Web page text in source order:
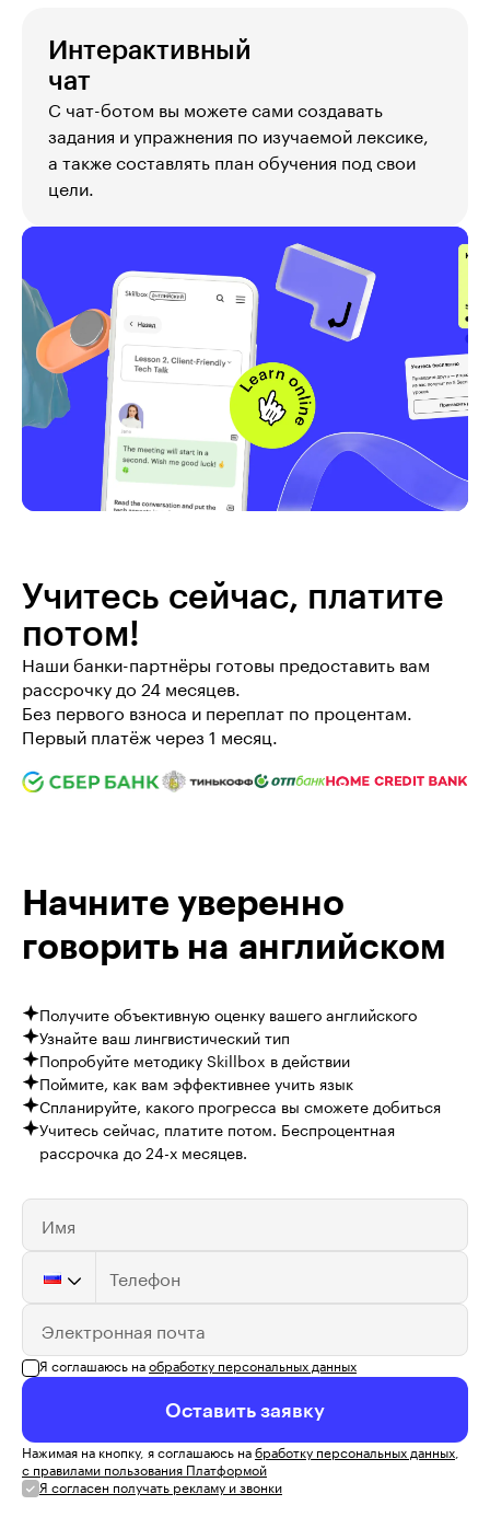
Интерактивный
чат
С чат-ботом вы можете сами создавать
задания и упражнения по изучаемой лексике,
а также составлять план обучения под свои
цели.
Учитесь сейчас, платите
потом!
Наши банки-партнёры готовы предоставить вам
рассрочку до 24 месяцев.
Без первого взноса и переплат по процентам.
Первый платёж через 1 месяц.
Начните уверенно
говорить на английском
Получите объективную оценку вашего английского
Узнайте ваш лингвистический тип
Попробуйте методику Skillbox в действии
Поймите, как вам эффективнее учить язык
Спланируйте, какого прогресса вы сможете добиться
Учитесь сейчас, платите потом. Беспроцентная
рассрочка до 24-х месяцев.
Имя
Телефон
Электронная почта
Я соглашаюсь наобработку персональных данных
Оставить заявку
Нажимая на кнопку, я соглашаюсь набработку персональных данных
с правилами пользования Платформой
Я согласен получать рекламу и звонки